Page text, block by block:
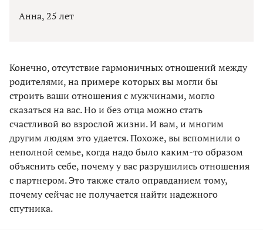
Анна, 25 лет
Конечно, отсутствие гармоничных отношений между
родителями, на примере которых вы могли бы
строить ваши отношения с мужчинами, могло
сказаться на вас. Но и без отца можно стать
счастливой во взрослой жизни. И вам, и многим
другим людям это удается. Похоже, вы вспомнили о
неполной семье, когда надо было каким-то образом
объяснить себе, почему у вас разрушились отношения
с партнером. Это также стало оправданием тому,
почему сейчас не получается найти надежного
спутника.